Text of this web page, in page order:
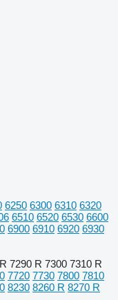
6250 6300 6310 6320
6510 6520 6530 6600
6900 6910 6920 6930
7290 R 7300 7310 R
7720 7730 7800 7810
8230 8260 R 8270 R